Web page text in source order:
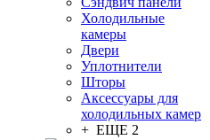
Холодильные
камеры
Двери
Уплотнители
Шторы
Аксессуары для
холодильных камер
+ ЕЩЕ 2